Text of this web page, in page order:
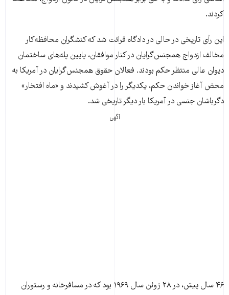
کردند.
این رأی تاریخی در حالی در دادگاه قرائت شد که کنشگران محافظه‌کار
مخالف ازدواج همجنس‌گرایان در کنار موافقان، پایین پله‌های ساختمان
دیوان عالی منتظر حکم بودند. فعالان حقوق همجنس‌گرایان در آمریکا به
محض آغاز خواندن حکم، یکدیگر را در آغوش کشیدند و «ماه افتخار»
دگرباشان جنسی در آمریکا بار دیگر تاریخی شد.
آگهی
۴۶ سال پیش، در ۲۸ ژوئن سال ۱۹۶۹ بود که در مسافرخانه و رستوران